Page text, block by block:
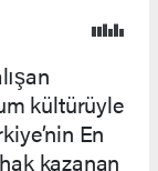
kültürüyle
En
kazanan